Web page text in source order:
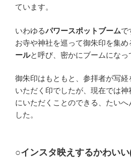
ています。
いわゆるパワースポットブームで
お寺や神社を巡って御朱印を集め
ールと呼び、密かにブームになっ
御朱印はもともと、参拝者が写経
いただく印でしたが、現在では
にいただくことのできる、たいへ
した。
○インスタ映えするかわい